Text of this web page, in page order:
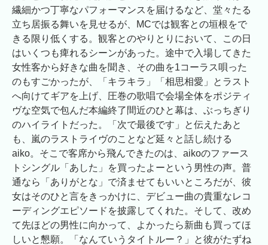
繊細かつ丁寧なパフォーマンスを届けるなど、堂々たる
立ち居振る舞いを見せるが、MCでは観客との垣根をで
きる限り低くする。観客とのやりとりにおいて、この日
はいくつも痺れるシーンがあった。途中で入場してきた
女性客から好きな曲を聞き、その曲を1コーラス唄った
のもすごかったが、「キラキラ」「相思相愛」とラスト
へ向けてギアを上げ、圧巻の歌唱で会場全体をポジティ
ヴな空気で包んだ本編終了間近のひと幕は、ぶっちぎり
のハイライトだった。「次で最後です」と伝えたあと
も、嵐のラストライヴのことなど延々と話し続ける
aiko。そこで客席から飛んできたのは、aikoのファース
トシングル「あした」を買ったよーという男性の声。普
通なら「ありがとな」で済ませてもいいところだが、彼
女はそのひと言をきっかけに、デビュー曲の貴重なレコ
ーディングエピソードを披露してくれた。そして、改め
て先ほどの男性に向かって、よかったら新曲も買ってほ
しいと懇願。「なんていうタイトルー？」と彼がたずね